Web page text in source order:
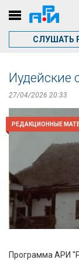
СЛУШАТЬ
Иудейские
27/04/2026 20:33
РЕДАКЦИОННЫЕ
Программа АРИ